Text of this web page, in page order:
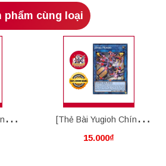
phẩm cùng loại
[Thẻ Bài Yugioh Chính
Hãng] Dyna Mondo
15.000₫